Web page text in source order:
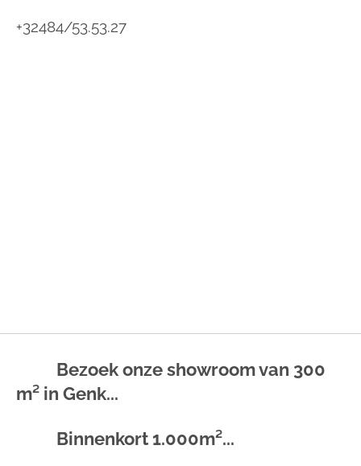
+32484/53.53.27
Bezoek onze showroom van 300
m² in Genk...
Binnenkort 1.000m²...